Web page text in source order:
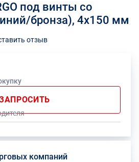
под винты со
бронза), 4х150 мм
отзыв
компаний